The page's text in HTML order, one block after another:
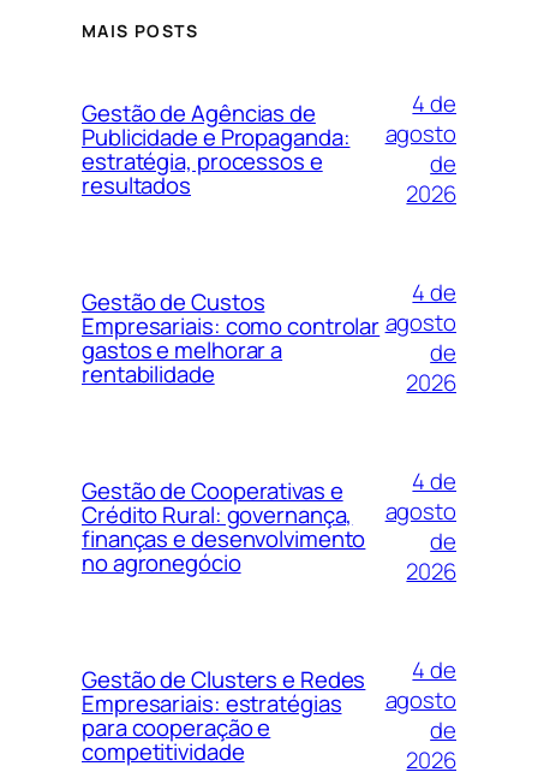
MAIS POSTS
Gestão de Agências de
Publicidade e Propaganda:
estratégia, processos e
resultados
4 de
agosto
de
2026
Gestão de Custos
Empresariais: como controlar
gastos e melhorar a
rentabilidade
4 de
agosto
de
2026
Gestão de Cooperativas e
Crédito Rural: governança,
finanças e desenvolvimento
no agronegócio
4 de
agosto
de
2026
Gestão de Clusters e Redes
Empresariais: estratégias
para cooperação e
competitividade
4 de
agosto
de
2026